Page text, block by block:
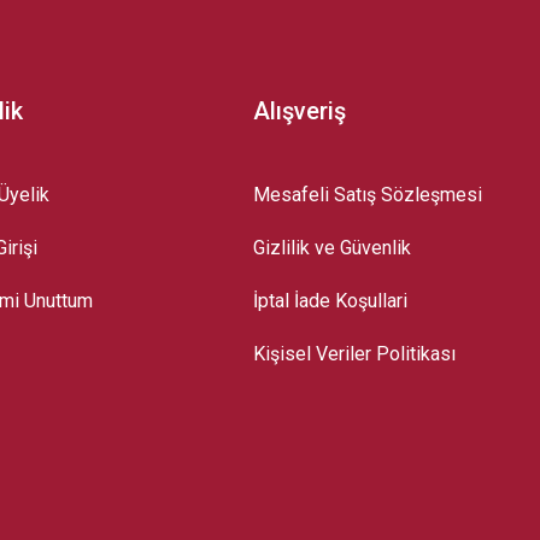
Unuttum
Alışveriş
Mesafeli Satış Sözleşmesi
Gizlilik ve Güvenlik
İptal İade Koşullari
Kişisel Veriler Politikası